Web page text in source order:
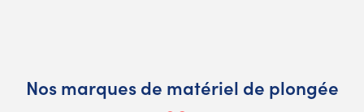
Nos marques de matériel de plongée